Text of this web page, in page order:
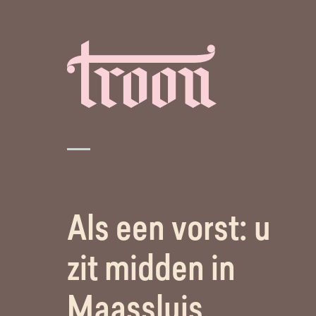
Als een vorst: u
zit midden in